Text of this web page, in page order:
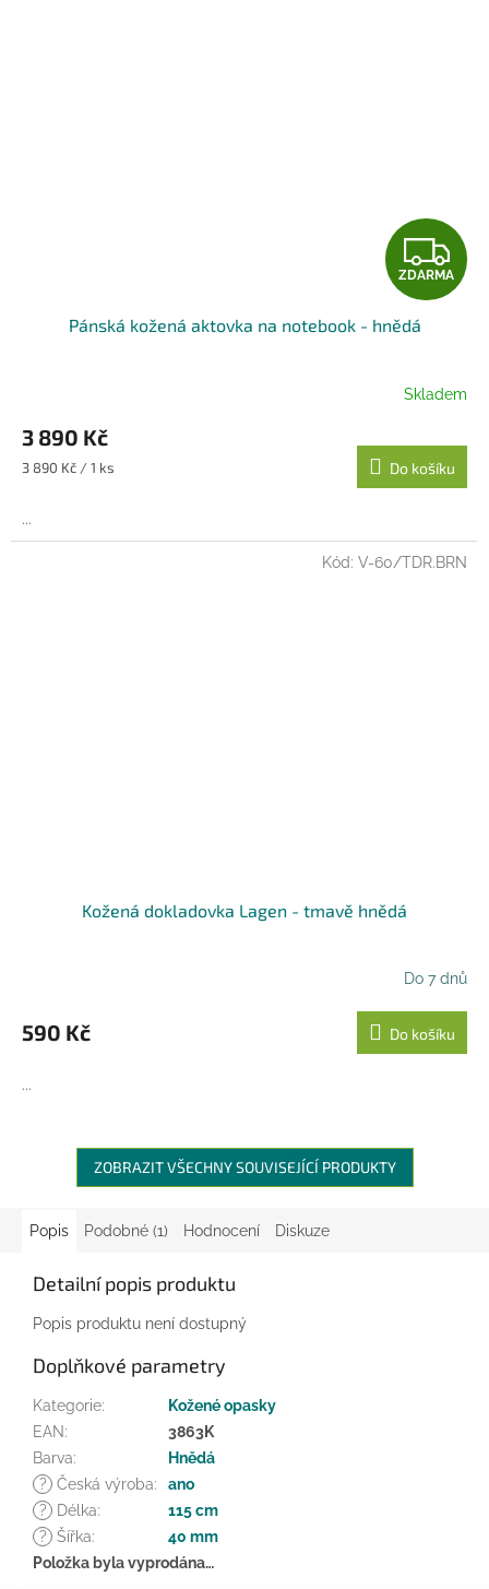
Z
D
R
M
A
ZDARMA
Pánská kožená aktovka na notebook - hnědá
Skladem
3 890 Kč
Měrná
3 890 Kč / 1 ks Do košíku
...
Kožená dokladovka Lagen - tmavě hnědá
Do 7 dnů
590 Kč Do košíku
...
Kód: V-60/TDR.BRN
ZOBRAZIT VŠECHNY SOUVISEJÍCÍ PRODUKTY
Popis Podobné (1) Hodnocení Diskuze
Detailní popis produktu
Popis produktu není dostupný
Doplňkové parametry
Kategorie:
Kožené opasky
EAN:
3863K
Barva:
Hnědá
?
Česká výroba:
ano
?
Délka:
115 cm
?
Šířka:
40 mm
Položka byla vyprodána…